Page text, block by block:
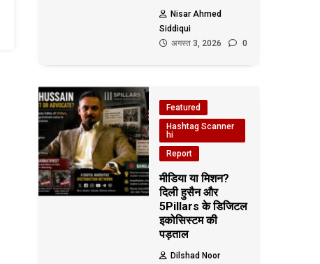
Nisar Ahmed
Siddiqui
अगस्त 3, 2026
0
Featured
Hashtag Scanner
hi
Report
मीडिया या मिशन?
दिली हुसैन और
5Pillars के डिजिटल
इकोसिस्टम की
पड़ताल
Dilshad Noor